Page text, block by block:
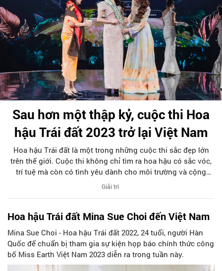
Sau hơn một thập kỷ, cuộc thi Hoa
hậu Trái đất 2023 trở lại Việt Nam
Hoa hậu Trái đất là một trong những cuộc thi sắc đẹp lớn
trên thế giới. Cuộc thi không chỉ tìm ra hoa hậu có sắc vóc,
trí tuệ mà còn có tình yêu dành cho môi trường và cộng
đồng. Năm 2010, Việt Nam từng đăng cai tổ chức cuộc thi
Giải trí
Hoa hậu Trái đất Mina Sue Choi đến Việt Nam
Mina Sue Choi - Hoa hậu Trái đất 2022, 24 tuổi, người Hàn
Quốc để chuẩn bị tham gia sự kiện họp báo chính thức công
bố Miss Earth Việt Nam 2023 diễn ra trong tuần này.